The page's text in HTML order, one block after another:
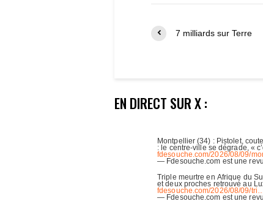
7 milliards sur Terre
EN DIRECT SUR X :